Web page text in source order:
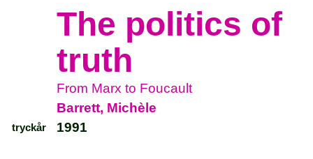
The politics of
truth
From Marx to Foucault
Barrett, Michèle
tryckår 1991